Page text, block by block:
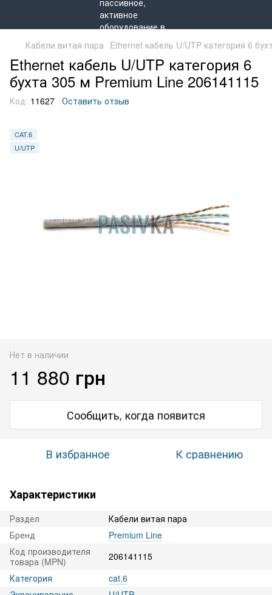
Кабели витая пара Ethernet кабель U/UTP категория 6
Ethernet кабель U/UTP категория 6
бухта 305 м Premium Line 206141115
Код: 11627 Оставить отзыв
CAT.6
U/UTP
Нет в наличии
11 880 грн
Сообщить, когда появится
В избранное К сравнению
Характеристики
Раздел
Кабели витая пара
Бренд
Premium Line
Код производителя
товара (MPN)
206141115
Категория
cat.6